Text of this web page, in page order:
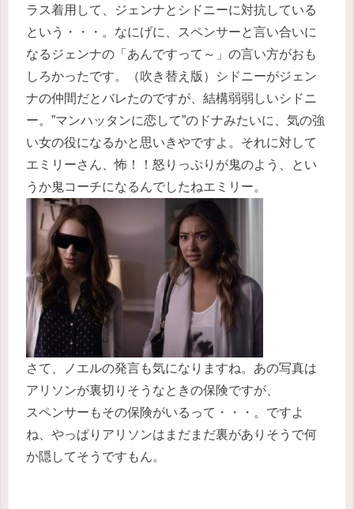
ラス着用して、ジェンナとシドニーに対抗している
という・・・。なにげに、スペンサーと言い合いに
なるジェンナの「あんですって～」の言い方がおも
しろかったです。（吹き替え版）シドニーがジェン
ナの仲間だとバレたのですが、結構弱弱しいシドニ
ー。”マンハッタンに恋して”のドナみたいに、気の強
い女の役になるかと思いきやですよ。それに対して
エミリーさん、怖！！怒りっぷりが鬼のよう、とい
うか鬼コーチになるんでしたねエミリー。
さて、ノエルの発言も気になりますね。あの写真は
アリソンが裏切りそうなときの保険ですが、
スペンサーもその保険がいるって・・・。ですよ
ね、やっぱりアリソンはまだまだ裏がありそうで何
か隠してそうですもん。